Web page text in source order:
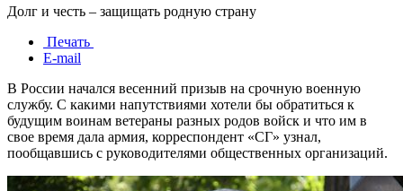
Долг и честь – защищать родную страну
Печать
E-mail
В России начался весенний призыв на срочную военную
службу. С какими напутствиями хотели бы обратиться к
будущим воинам ветераны разных родов войск и что им в
свое время дала армия, корреспондент «СГ» узнал,
пообщавшись с руководителями общественных организаций.